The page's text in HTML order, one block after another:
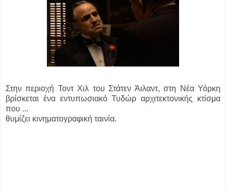
Στην περιοχή Τοντ Χιλ του Στάτεν Άιλαντ, στη Νέα Υόρκη
βρίσκεται ένα εντυπωσιακό Τυδώρ αρχιτεκτονικής κτίσμα
που ...
θυμίζει κινηματογραφική ταινία.